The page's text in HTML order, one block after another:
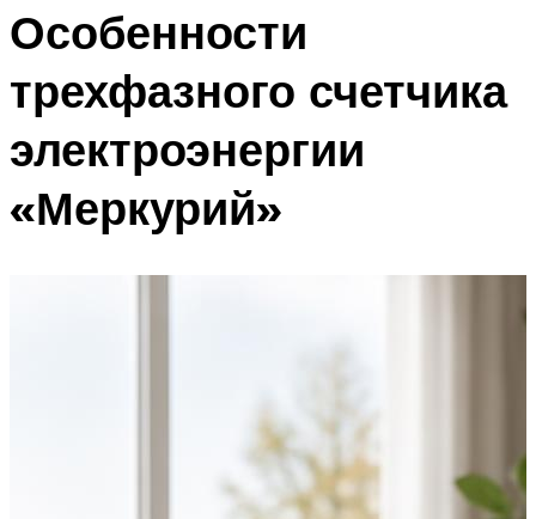
Особенности
трехфазного счетчика
электроэнергии
«Меркурий»